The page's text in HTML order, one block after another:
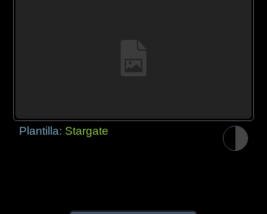
Plantilla: Stargate